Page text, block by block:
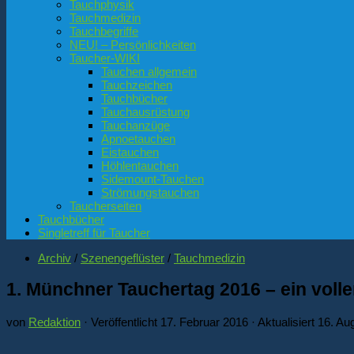
Tauchphysik
Tauchmedizin
Tauchbegriffe
NEU! – Persönlichkeiten
Taucher-WIKI
Tauchen allgemein
Tauchzeichen
Tauchbücher
Tauchausrüstung
Tauchanzüge
Apnoetauchen
Eistauchen
Höhlentauchen
Sidemount-Tauchen
Strömungstauchen
Taucherseiten
Tauchbücher
Singletreff für Taucher
Archiv / Szenengeflüster / Tauchmedizin
1. Münchner Tauchertag 2016 – ein
von Redaktion · Veröffentlicht 17. Februar 2016 · Aktualisiert 16.